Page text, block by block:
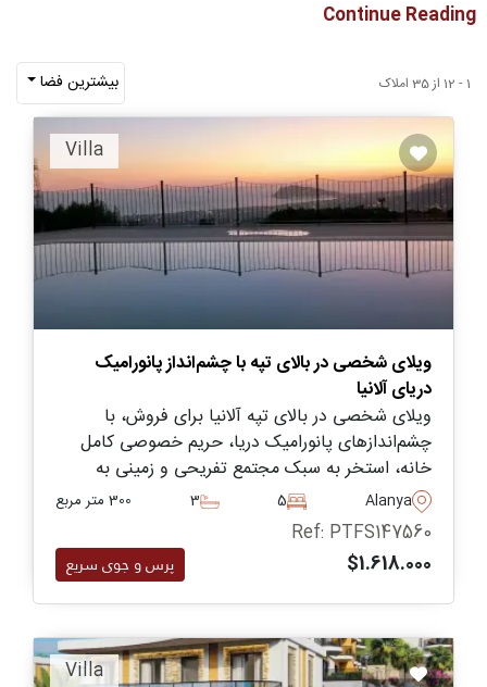
Continue Reading
1 - 12 از 35 املاک بیشترین فضا
Villa
ویلای شخصی در بالای تپه با چشم‌انداز پانورامیک
دریای آلانیا
ویلای شخصی در بالای تپه آلانیا برای فروش، با
چشم‌اندازهای پانورامیک دریا، حریم خصوصی کامل
خانه، استخر به سبک مجتمع تفریحی و زمینی به
مساحت ۱۱۰۰ متر مربع. تنها چند دقیقه تا مرکز شهر
فاصله دارد.
Alanya
5
3 300 متر مربع
Ref: PTFS147560
$1.618.000 پرس و جوی سریع
Villa